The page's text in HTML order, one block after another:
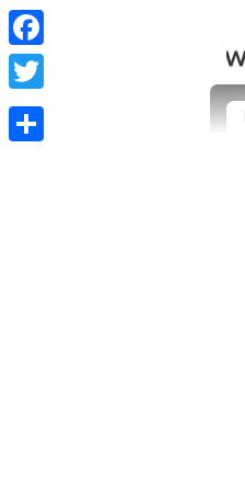
Facebook
Twitter